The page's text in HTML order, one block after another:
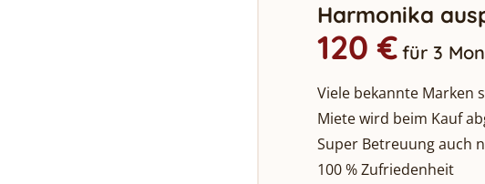
Harmonika
120 € für 3
Viele bekannte Marken
Miete wird beim Kauf
Super Betreuung auch
100 % Zufriedenheit